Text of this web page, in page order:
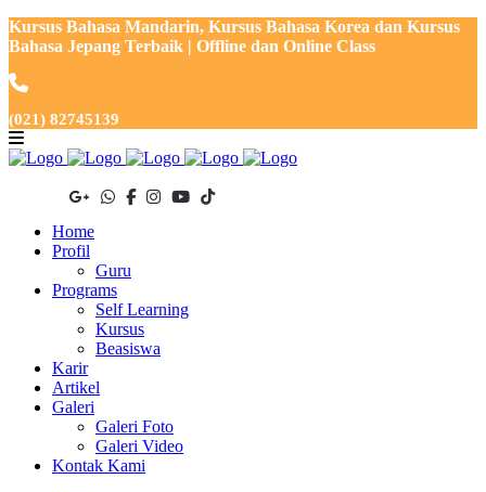
Kursus Bahasa Mandarin, Kursus Bahasa Korea dan Kursus
Bahasa Jepang Terbaik | Offline dan Online Class
(021) 82745139
Home
Profil
Guru
Programs
Self Learning
Kursus
Beasiswa
Karir
Artikel
Galeri
Galeri Foto
Galeri Video
Kontak Kami